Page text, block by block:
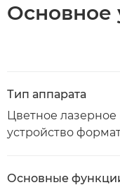
Основное
Тип аппарата
Цветное
устройство
Основные